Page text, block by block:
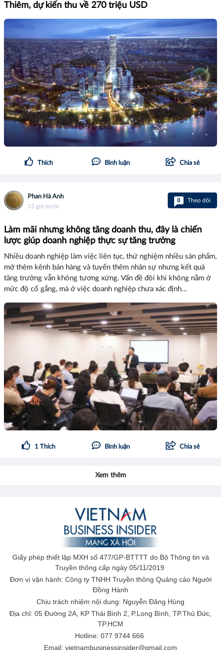
Thiêm, dự kiến thu về 270 triệu USD
Thích Bình luận Chia sẻ
Phan Hà Anh
13 giờ trước
0 Theo dõi
Làm mãi nhưng không tăng doanh thu, đây là chiến
lược giúp doanh nghiệp thực sự tăng trưởng
Nhiều doanh nghiệp làm việc liên tục, thử nghiệm nhiều sản phẩm,
mở thêm kênh bán hàng và tuyển thêm nhân sự nhưng kết quả
tăng trưởng vẫn không tương xứng. Vấn đề đôi khi không nằm ở
mức độ cố gắng, mà ở việc doanh nghiệp chưa xác định...
1 Thích Bình luận Chia sẻ
Xem thêm
Giấy phép thiết lập MXH số 477/GP-BTTTT do Bộ Thông tin và
Truyền thông cấp ngày 05/11/2019
Đơn vị vận hành: Công ty TNHH Truyền thông Quảng cáo Người
Đồng Hành
Chịu trách nhiệm nội dung: Nguyễn Đăng Hùng
Địa chỉ: 05 Đường 2A, KP Thái Bình 2, P.Long Bình, TP.Thủ Đức,
TP.HCM
Hotline: 077 9744 666
Email: vietnambusinessinsider@gmail.com